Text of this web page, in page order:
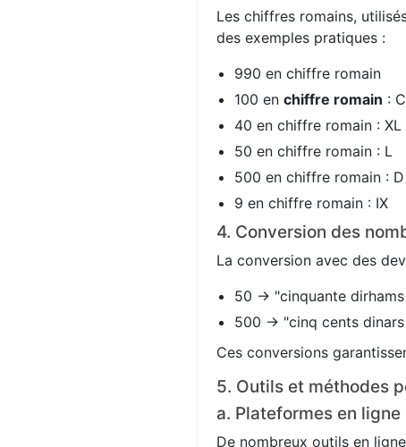
Les chiffres romains,
des exemples pratiques :
990 en chiffre romain
100 en chiffre romain : C
40 en chiffre romain : XL
50 en chiffre romain : L
500 en chiffre romain : D
9 en chiffre romain : IX
4. Conversion des
La conversion avec des
50 → "cinquante dirhams
500 → "cinq cents dinars
Ces conversions
5. Outils et méthodes
a. Plateformes en ligne
De nombreux outils en